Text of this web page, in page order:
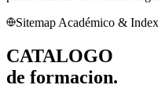
Sitemap Académico &
CATALOGO
de formacion.